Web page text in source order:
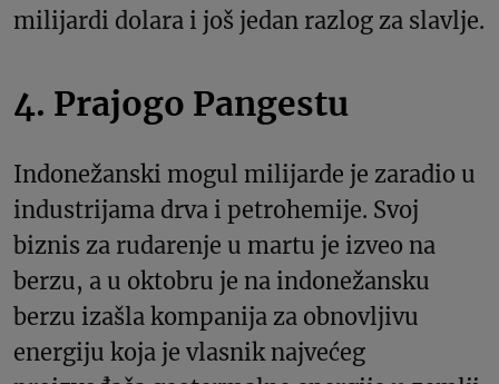
milijardi dolara i još jedan razlog za slavlje.
4. Prajogo Pangestu
Indonežanski mogul milijarde je zaradio u
industrijama drva i petrohemije. Svoj
biznis za rudarenje u martu je izveo na
berzu, a u oktobru je na indonežansku
berzu izašla kompanija za obnovljivu
energiju koja je vlasnik najvećeg